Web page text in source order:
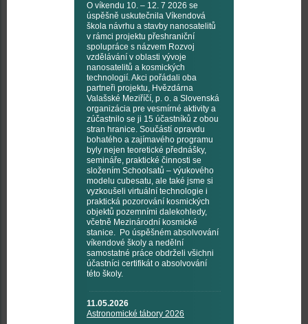
O víkendu 10. – 12. 7 2026 se
úspěšně uskutečnila Víkendová
škola návrhu a stavby nanosatelitů
v rámci projektu přeshraniční
spolupráce s názvem Rozvoj
vzdělávání v oblasti vývoje
nanosatelitů a kosmických
technologií. Akci pořádali oba
partneři projektu, Hvězdárna
Valašské Meziříčí, p. o. a Slovenská
organizácia pre vesmírné aktivity a
zúčastnilo se ji 15 účastníků z obou
stran hranice. Součástí opravdu
bohatého a zajímavého programu
byly nejen teoretické přednášky,
semináře, praktické činnosti se
složením Schoolsatů – výukového
modelu cubesatu, ale také jsme si
vyzkoušeli virtuální technologie i
praktická pozorování kosmických
objektů pozemními dalekohledy,
včetně Mezinárodní kosmické
stanice. Po úspěšném absolvování
víkendové školy a nedělní
samostatné práce obdrželi všichni
účastníci certifikát o absolvování
této školy.
11.05.2026
Astronomické tábory 2026